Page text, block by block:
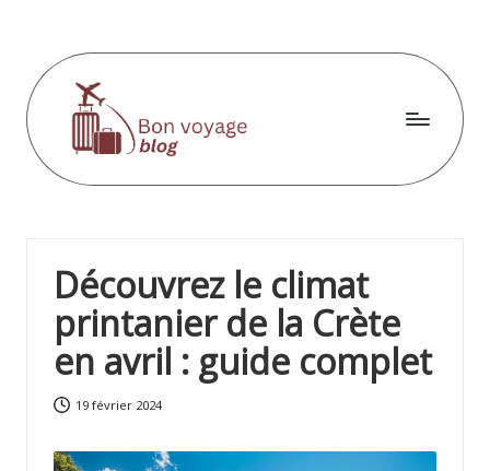
content
B
v
o
y
a
g
Découvrez le climat
printanier de la Crète
en avril : guide complet
19 février 2024